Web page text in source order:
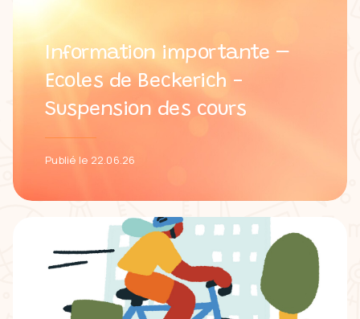
Information importante –
Ecoles de Beckerich -
Suspension des cours
Publié le 22.06.26